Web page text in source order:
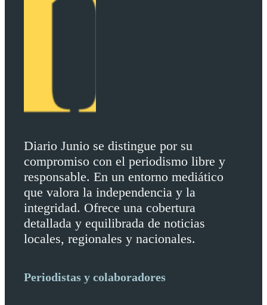
Diario Junio se distingue por su
compromiso con el periodismo libre y
responsable. En un entorno mediático
que valora la independencia y la
integridad. Ofrece una cobertura
detallada y equilibrada de noticias
locales, regionales y nacionales.
Periodistas y colaboradores